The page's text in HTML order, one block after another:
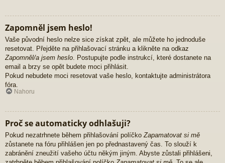
Zapomněl jsem heslo!
Vaše původní heslo nelze sice získat zpět, ale můžete ho jednoduše
resetovat. Přejděte na přihlašovací stránku a klikněte na odkaz
Zapomněl/a jsem heslo . Postupujte podle instrukcí, které dostanete na
email a brzy se opět budete moci přihlásit.
Pokud nebudete moci resetovat vaše heslo, kontaktujte administrátora
fóra.
Nahoru
Proč se automaticky odhlašuji?
Pokud nezatrhnete během přihlašování políčkoZapamatovat si mě
zůstanete na fóru přihlášen jen po přednastavený čas. To slouží k
zabránění zneužití vašeho účtu někým jiným. Abyste zůstali přihlášeni,